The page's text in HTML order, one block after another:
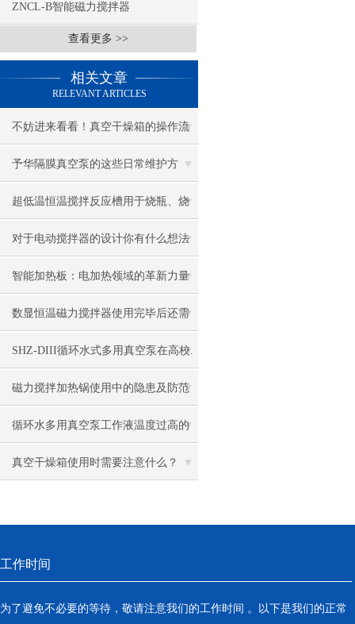
ZNCL-B智能磁力搅拌器
查看更多 >>
相关文章
RELEVANT ARTICLES
不妨进来看看！真空干燥箱的操作流
程！
予华隔膜真空泵的这些日常维护方
法，一定有用！
超低温恒温搅拌反应槽用于烧瓶、烧
杯、试管等的冷却、加热、恒温等
对于电动搅拌器的设计你有什么想法
呢？
智能加热板：电加热领域的革新力量
与多元应用
数显恒温磁力搅拌器使用完毕后还需
注意以下操作
SHZ-DIII循环水式多用真空泵在高校.
各实验室发挥了作用
磁力搅拌加热锅使用中的隐患及防范
循环水多用真空泵工作液温度过高的
危害，如何降温？
真空干燥箱使用时需要注意什么？
工作时间
为了避免不必要的等待，敬请注意我们的工作时间 。以下是我们的正常